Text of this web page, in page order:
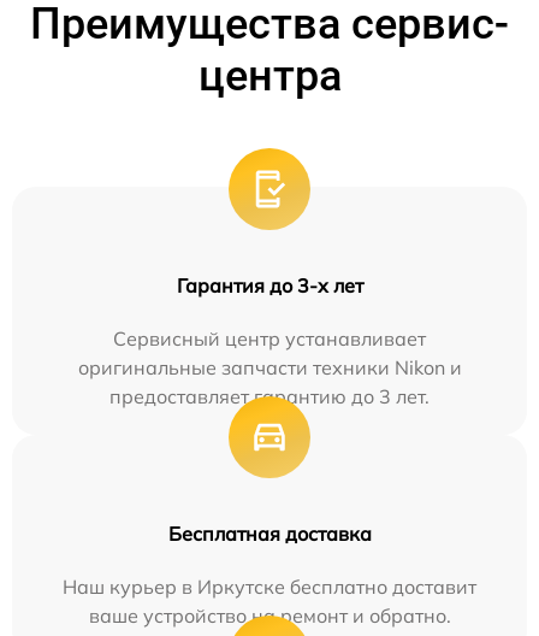
Преимущества сервис-
центра
Гарантия до 3-х лет
Сервисный центр устанавливает
оригинальные запчасти техники Nikon и
предоставляет гарантию до 3 лет.
Бесплатная доставка
Наш курьер в Иркутске бесплатно доставит
ваше устройство на ремонт и обратно.